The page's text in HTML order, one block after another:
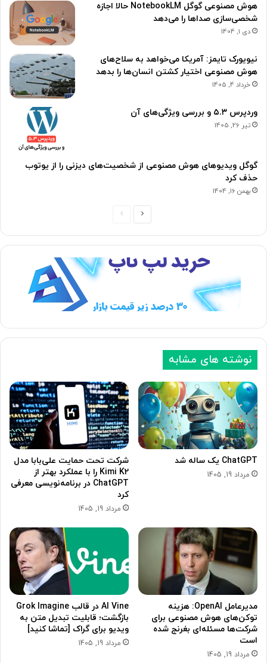
هوش مصنوعی گوگل NotebookLM حالا اجازه
شخصی‌سازی صداها را می‌دهد
دی 1, 1404
نیویورک تایمز: آمریکا می‌خواهد به سلاح‌های
هوش مصنوعی اختیار کشتن انسان‌ها را بدهد
خرداد 4, 1405
وردپرس ۵.۳ و بررسی ویژگی‌های آن
تیر 26, 1405
گوگل ویدیوهای هوش مصنوعی از شخصیت‌های دیزنی را از یوتوب
حذف کرد
بهمن 16, 1404
ح
ه
ی
ح
ه
ی
نوشته های مشابه
ChatGPT یک ساله شد
مرداد 19, 1405
شرکت تحت حمایت علی‌بابا مدل
Kimi K2 را با عملکرد بهتر از
ChatGPT در برنامه‌نویسی معرفی
کرد
مرداد 19, 1405
مدیرعامل OpenAI: ‌هزینه
توکن‌های هوش مصنوعی برای
شرکت‌ها مسئله‌ای بغرنج شده
است
مرداد 19, 1405
AI Vine در قالب Grok Imagine
بازگشت؛ قابلیت تبدیل متن به
ویدیو برای گراک [تماشا کنید]
مرداد 19, 1405